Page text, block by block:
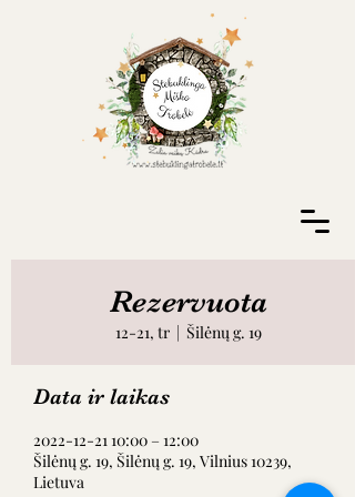
Rezervuota
12-21, tr
  |
Šilėnų g. 19
Data ir laikas
2022-12-21 10:00 – 12:00
Šilėnų g. 19, Šilėnų g. 19, Vilnius 10239,
Lietuva